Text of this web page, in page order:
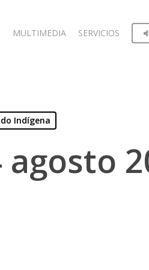
MULTIMEDIA SERVICIOS
Indígena